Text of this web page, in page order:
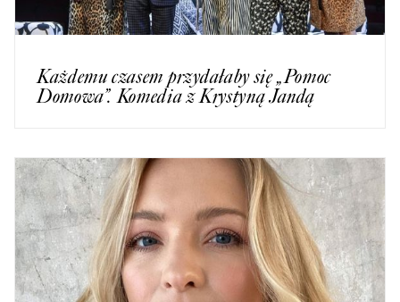
Każdemu czasem przydałaby się „Pomoc
Domowa”. Komedia z Krystyną Jandą